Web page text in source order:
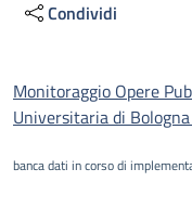
Condividi
Descrizione
Monitoraggio Opere
Universitaria di
banca dati in corso di